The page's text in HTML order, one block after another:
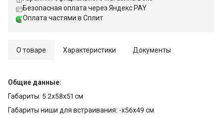
Безопасная оплата через Яндекс PAY
Оплата частями в Сплит
О товаре Характеристики Документы
Общие данные:
Габариты: 5.2x58x51 см
Габариты ниши для встраивания: -х56х49 см